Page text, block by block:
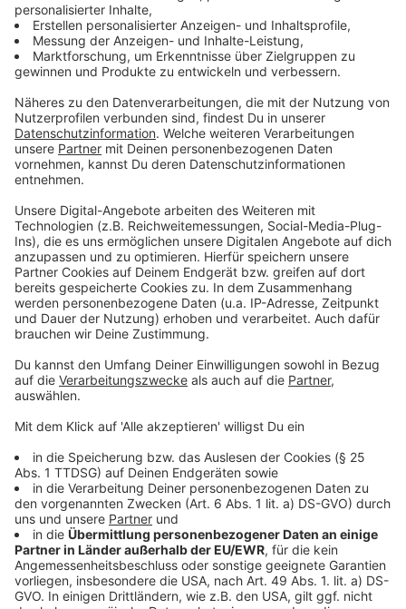
Das neue Album von Justin Timberlake zum
Durchhören
Anzeige
Anzeige
Anzeige
Wir benötigen Ihre
Zustimmung, um den YouTube
Video-Service zu laden!
Wir verwenden einen Service eines
einzubetten. Dieser Service kann
Daten zu Ihren Aktivitäten
sammeln. Bitte lesen Sie die
Details durch und stimmen Sie der
Nutzung des Service zu, um dieses
Video anzusehen.
Mehr Informationen
Eine der ausgekoppelten Singles von Justin